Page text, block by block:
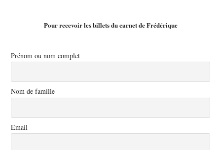
Pour recevoir les billets du carnet de Frédérique
Prénom ou nom complet
Nom de famille
Email